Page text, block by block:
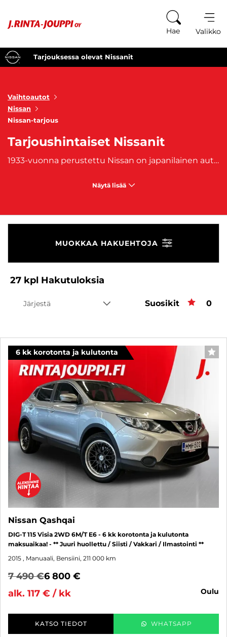
Hae Valikko
Tarjouksessa olevat Nissanit
Vaihtoautot
Nissan
Nissan-tarjous
Tarjoushintaiset Nissanit
1933-vuonna perustettu Nissan on japanilainen autonvalmistaja, joka omistaa myös
Näytä lisää
MUOKKAA HAKUEHTOJA
27 kpl Hakutuloksia
Järjestä Suosikit 0
6 kk korotonta ja kulutonta
Nissan Qashqai
DIG-T 115 Visia 2WD 6M/T E6 - 6 kk korotonta ja kulutonta
maksuaikaa! - ** Juuri huollettu / Siisti / Vakkari / Ilmastointi **
2015 , Manuaali, Bensiini, 211 000 km
7 490 €6 800 €
alk. 117 € / kk
oulu
KATSO TIEDOT WHATSAPP